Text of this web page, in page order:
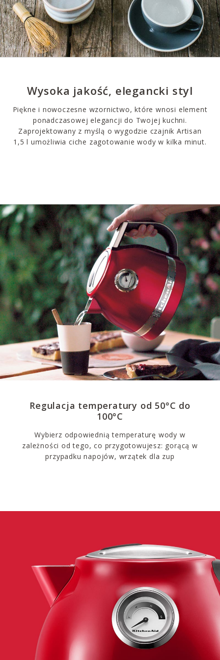
Wysoka jakość, elegancki styl
Piękne i nowoczesne wzornictwo, które wnosi element
ponadczasowej elegancji do Twojej kuchni.
Zaprojektowany z myślą o wygodzie czajnik Artisan
1,5 l umożliwia ciche zagotowanie wody w kilka minut.
Regulacja temperatury od 50°C do
100°C
Wybierz odpowiednią temperaturę wody w
zależności od tego, co przygotowujesz: gorącą w
przypadku napojów, wrzątek dla zup